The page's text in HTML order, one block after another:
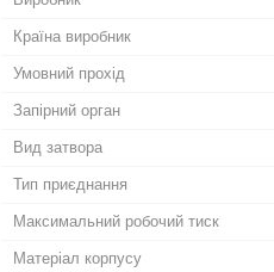
Країна виробник
Умовний прохід
Запірний орган
Вид затвора
Тип приєднання
Максимальний робочий тиск
Матеріал корпусу